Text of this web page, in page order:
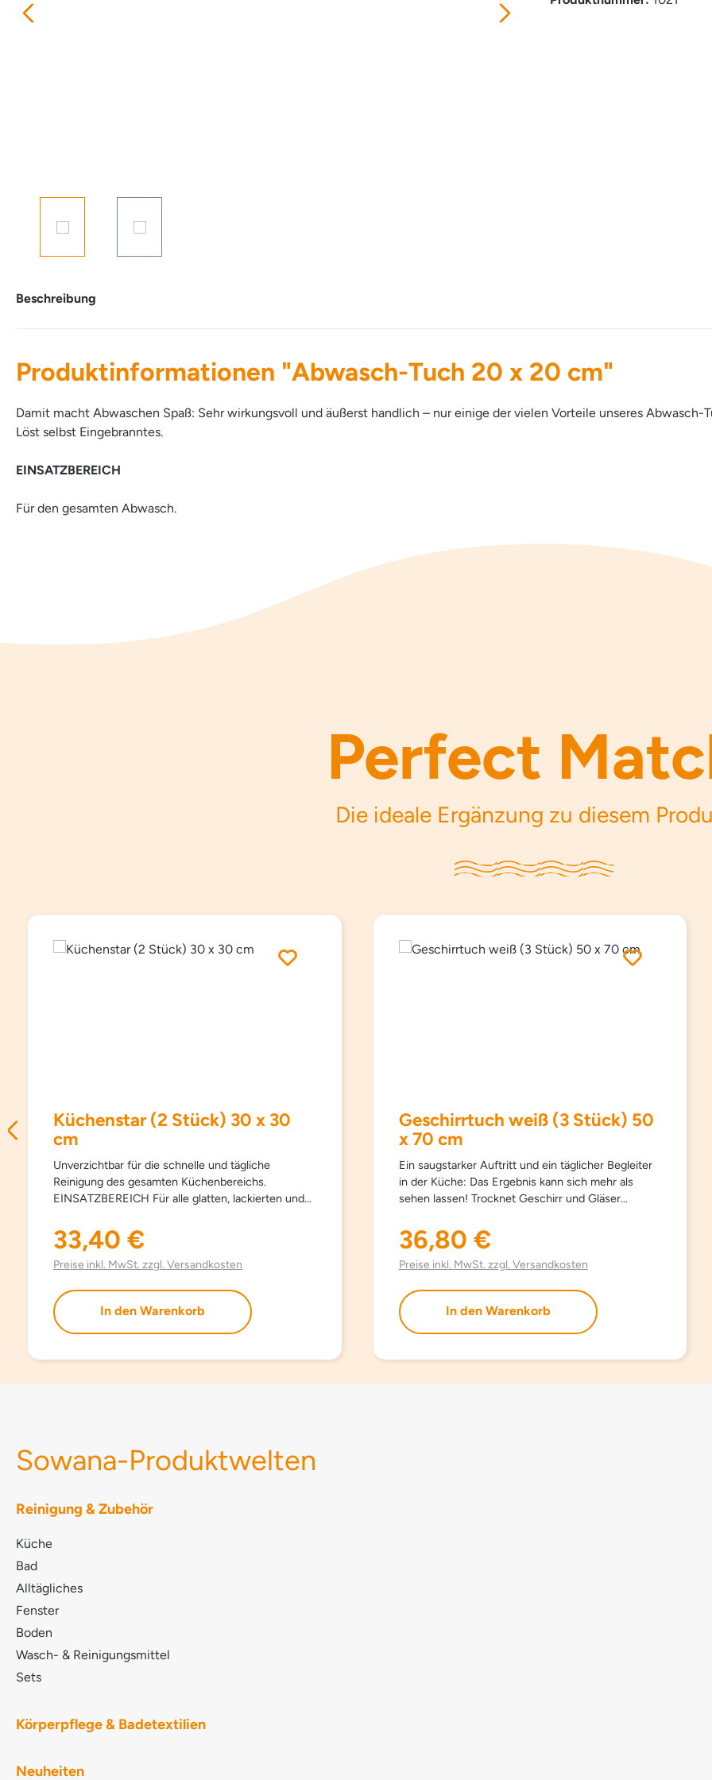
Beschreibung
Produktinformationen "Abwasch-Tuch 20 x 20 cm"
Damit macht Abwaschen Spaß: Sehr wirkungsvoll und äußerst handlich – nur einige der vielen Vorteile unseres Abwasch-
Löst selbst Eingebranntes.
EINSATZBEREICH
Für den gesamten Abwasch.
Perfect
Die ideale Ergänzung zu diesem
Küchenstar (2 Stück) 30 x 30
cm
Unverzichtbar für die schnelle und tägliche
Reinigung des gesamten Küchenbereichs.
EINSATZBEREICH Für alle glatten, lackierten und
Chrom, Marmor…). ANWENDUNG Reinigt leicht
feucht verwendet streifenfrei, ohne Nachtrocknen.
ANMERKUNG Waschbar auch bei 90 °C. Falls nötig
einlegen.
Regulärer Preis:
33,40 €
Preise inkl. MwSt. zzgl. Versandkosten
In den Warenkorb
Geschirrtuch weiß (3 Stück) 50
x 70 cm
Ein saugstarker Auftritt und ein täglicher Begleiter
in der Küche: Das Ergebnis kann sich mehr als
sehen lassen! Trocknet Geschirr und Gläser
Polieren von Gläsern, Besteck, Töpfen … Das weiße
Geschirrtuch überzeugt nach wie vor als Poliertuch
für Gläser, Besteck und … Das graue Geschirrtuch
und Saugkraft. EINSATZBEREICH Zum
Abtrocknen, Nachtrocknen und Polieren.
ANMERKUNG Besondere Saugkraft – trocknet
Regulärer Preis:
36,80 €
Preise inkl. MwSt. zzgl. Versandkosten
In den Warenkorb
Sowana-Produktwelten
Reinigung & Zubehör
Küche
Bad
Alltägliches
Fenster
Boden
Wasch- & Reinigungsmittel
Sets
Körperpflege & Badetextilien
Neuheiten